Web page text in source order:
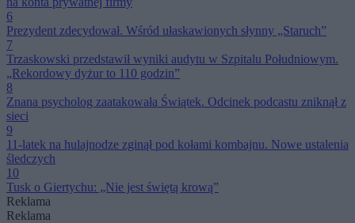
6
Prezydent zdecydował. Wśród ułaskawionych słynny „Staruch”
7
Trzaskowski przedstawił wyniki audytu w Szpitalu Południowym.
„Rekordowy dyżur to 110 godzin”
8
Znana psycholog zaatakowała Świątek. Odcinek podcastu zniknął z
sieci
9
11-latek na hulajnodze zginął pod kołami kombajnu. Nowe ustalenia
śledczych
10
Tusk o Giertychu: „Nie jest świętą krową”
Reklama
Reklama